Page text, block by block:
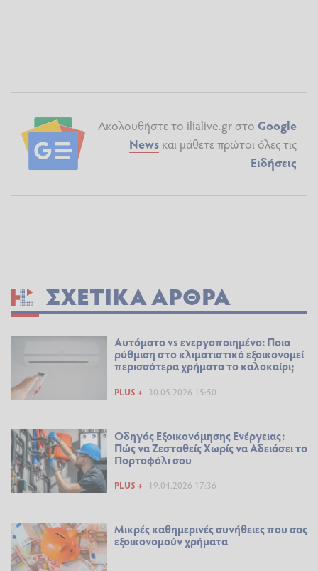
Ακολουθήστε το ilialive.gr στο Google
News και μάθετε πρώτοι όλες τις
Ειδήσεις
ΣΧΕΤΙΚΆ ΆΡΘΡΑ
Αυτόματο vs ενεργοποιημένο: Ποια
ρύθμιση στο κλιματιστικό εξοικονομεί
περισσότερα χρήματα το καλοκαίρι;
PLUS + 30.05.2026 15:50
Οδηγός Εξοικονόμησης Ενέργειας:
Πώς να Ζεσταθείς Χωρίς να Αδειάσει το
Πορτοφόλι σου
PLUS + 19.04.2026 17:36
Μικρές καθημερινές συνήθειες που σας
εξοικονομούν χρήματα